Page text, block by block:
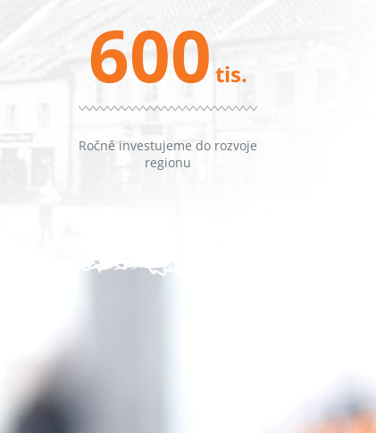
600 tis.
Ročně investujeme do rozvoje
regionu